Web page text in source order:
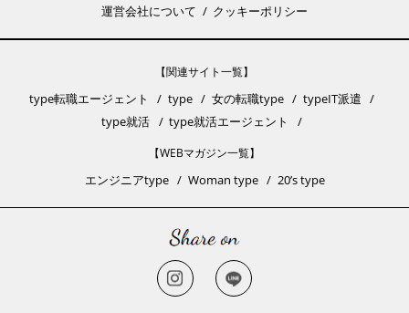
運営会社について クッキーポリシー
【関連サイト一覧】
type転職エージェント type 女の転職type
typeIT派遣
type就活
type就活エージェント
【WEBマガジン一覧】
エンジニアtype Woman type 20’s type